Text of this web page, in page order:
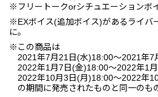
※フリートークorシチュエーションボ
※EXボイス(追加ボイス)があるライバ
に。
※この商品は
2021年7月21日(水)18:00〜2021年7
2022年1月7日(金)18:00〜2022年1
2022年10月3日(月)18:00〜2022年
の期間に発売されたものと同一のも